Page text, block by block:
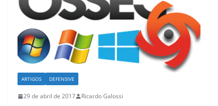
ARTIGOS DEFENSIVE
29 de abril de 2017 Ricardo Galossi